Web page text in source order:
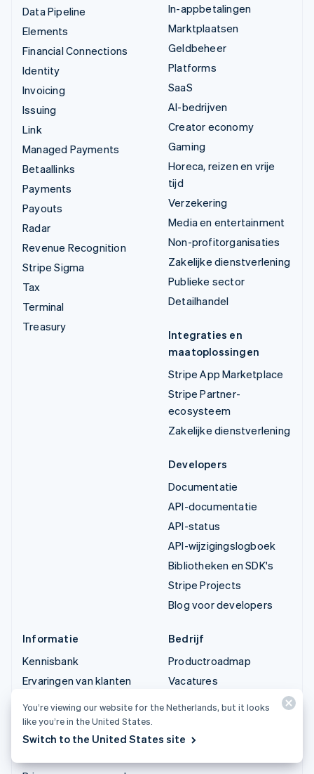
Data Pipeline
Elements
Financial Connections
Identity
Invoicing
Issuing
Link
Managed Payments
Betaallinks
Payments
Payouts
Radar
Revenue Recognition
Stripe Sigma
Tax
Terminal
Treasury
In-appbetalingen
Marktplaatsen
Geldbeheer
Platforms
SaaS
AI-bedrijven
Creator economy
Gaming
Horeca, reizen en vrije
tijd
Verzekering
Media en entertainment
Non-profitorganisaties
Zakelijke dienstverlening
Publieke sector
Detailhandel
Integraties en
maatoplossingen
Stripe App Marketplace
Stripe Partner-
ecosysteem
Zakelijke dienstverlening
Developers
Documentatie
API-documentatie
API-status
API-wijzigingslogboek
Bibliotheken en SDK's
Stripe Projects
Blog voor developers
Informatie
Kennisbank
Ervaringen van klanten
Community
Jaarlijks congres
Bedrijf
Productroadmap
Vacatures
Neem contact op
You’re viewing our website for the Netherlands, but it looks
like you’re in the United States.
Switch to the United States site